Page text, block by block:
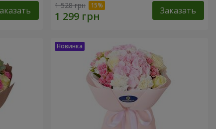
1 528 грн Заказать